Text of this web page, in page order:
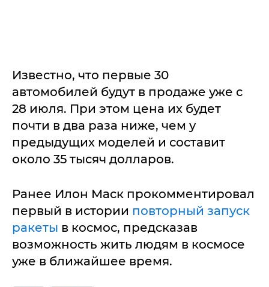
Известно, что первые 30
автомобилей будут в продаже уже с
28 июля. При этом цена их будет
почти в два раза ниже, чем у
предыдущих моделей и составит
около 35 тысяч долларов.
Ранее Илон Маск прокомментировал
первый в истории повторный запуск
ракеты в космос, предсказав
возможность жить людям в космосе
уже в ближайшее время.